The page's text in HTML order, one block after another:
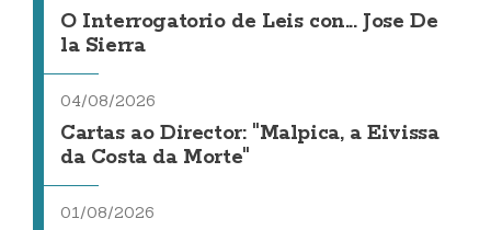
O Interrogatorio de Leis con... Jose De
la Sierra
04/08/2026
Cartas ao Director: "Malpica, a Eivissa
da Costa da Morte"
01/08/2026